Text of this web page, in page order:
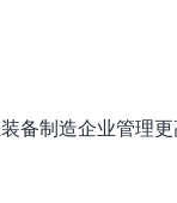
备制造企业管理更